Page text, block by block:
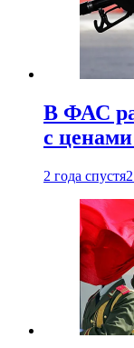
В ФАС
с
2 года спустя